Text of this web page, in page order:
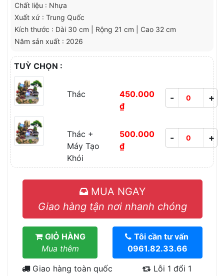
Chất liệu : Nhựa
Xuất xứ : Trung Quốc
Kích thước : Dài 30 cm | Rộng 21 cm | Cao 32 cm
Năm sản xuất : 2026
TUỲ CHỌN :
Thác
450.000
₫
- +
Thác +
Máy Tạo
Khói
500.000
₫
- +
MUA NGAY
Giao hàng tận nơi nhanh chóng
GIỎ HÀNG
Mua thêm
Tôi cần tư vấn
0961.82.33.66
Giao hàng toàn quốc
Lỗi 1 đổi 1